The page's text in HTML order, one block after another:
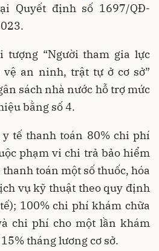
Quyết định số 1697/QĐ-
tượng “Người tham gia lực
vệ an ninh, trật tự ở cơ sở”
sách nhà nước hỗ trợ mức
bằng số 4.
tế thanh toán 80% chi phí
phạm vi chi trả bảo hiểm
toán một số thuốc, hóa
vụ kỹ thuật theo quy định
100% chi phí khám chữa
chi phí cho một lần khám
tháng lương cơ sở.